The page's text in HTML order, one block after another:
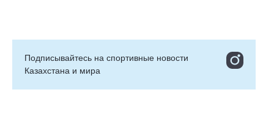
Подписывайтесь на cпортивные новости
Казахстана и мира